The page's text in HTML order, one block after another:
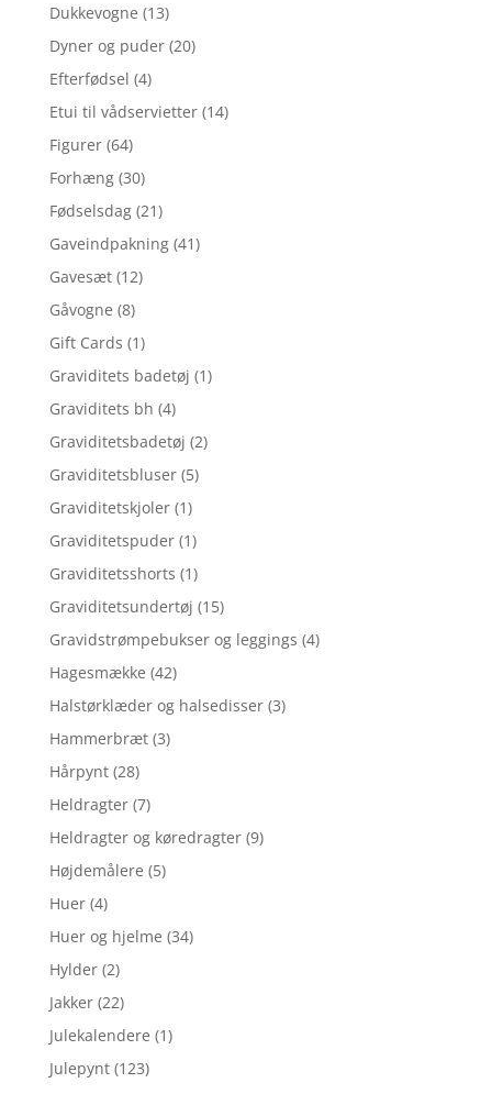
Dukkevogne (13)
Dyner og puder (20)
Efterfødsel (4)
Etui til vådservietter (14)
Figurer (64)
Forhæng (30)
Fødselsdag (21)
Gaveindpakning (41)
Gavesæt (12)
Gåvogne (8)
Gift Cards (1)
Graviditets badetøj (1)
Graviditets bh (4)
Graviditetsbadetøj (2)
Graviditetsbluser (5)
Graviditetskjoler (1)
Graviditetspuder (1)
Graviditetsshorts (1)
Graviditetsundertøj (15)
Gravidstrømpebukser og leggings (4)
Hagesmække (42)
Halstørklæder og halsedisser (3)
Hammerbræt (3)
Hårpynt (28)
Heldragter (7)
Heldragter og køredragter (9)
Højdemålere (5)
Huer (4)
Huer og hjelme (34)
Hylder (2)
Jakker (22)
Julekalendere (1)
Julepynt (123)